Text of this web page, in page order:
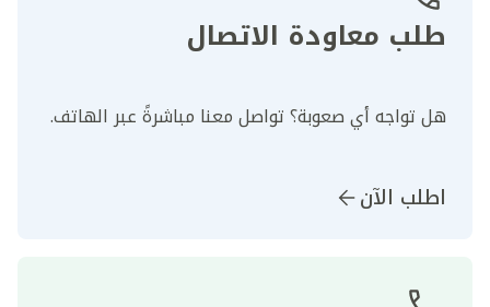
طلب معاودة الاتصال
هل تواجه أي صعوبة؟ تواصل معنا مباشرةً عبر الهاتف.
اطلب الآن